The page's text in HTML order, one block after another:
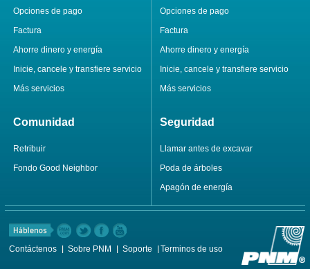
Opciones de pago
Factura
Ahorre dinero y energía
Inicie, cancele y transfiere servicio
Más servicios
Opciones de pago
Factura
Ahorre dinero y energía
Inicie, cancele y transfiere servicio
Más servicios
Comunidad
Retribuir
Fondo Good Neighbor
Seguridad
Llamar antes de excavar
Poda de árboles
Apagón de energía
Contáctenos Sobre PNM Soporte Terminos de uso